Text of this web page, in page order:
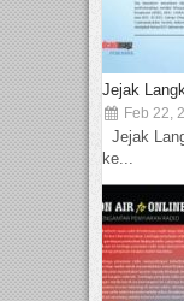
Jejak
Feb 22,
Jejak
ke...